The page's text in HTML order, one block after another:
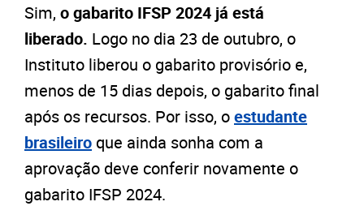
Sim, o gabarito IFSP 2024 já está
liberado. Logo no dia 23 de outubro, o
Instituto liberou o gabarito provisório e,
menos de 15 dias depois, o gabarito final
após os recursos. Por isso, oestudante
brasileiro que ainda sonha com a
aprovação deve conferir novamente o
gabarito IFSP 2024.